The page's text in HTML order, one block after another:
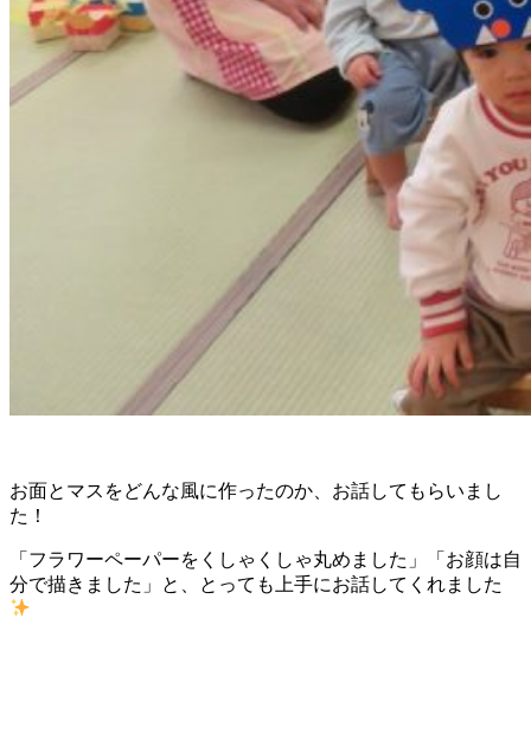
お面とマスをどんな風に作ったのか、お話してもらいまし
た！
「フラワーペーパーをくしゃくしゃ丸めました」「お顔は自
分で描きました」と、とっても上手にお話してくれました